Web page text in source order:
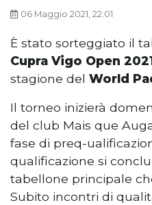
06 Maggio 2021, 22:01
È stato sorteggiato il
Cupra Vigo Open
stagione del World
Il torneo inizierà
del club Mais que
fase di preq-
qualificazione si
tabellone principale
Subito incontri di